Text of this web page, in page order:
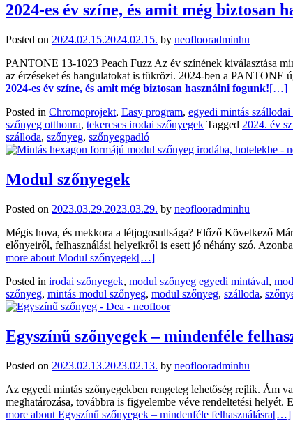
2024-es év színe, és amit még biztosan
Posted on 2024.02.15.2024.02.15. by neoflooradminhu
PANTONE 13-1023 Peach Fuzz Az év színének kiválasztása
az érzéseket és hangulatokat is tükrözi. 2024-ben a PANTONE
2024-es év színe, és amit még biztosan használni fogunk![…]
Posted in Chromoprojekt, Easy program, egyedi mintás szállodai
szőnyeg otthonra, tekercses irodai szőnyegek Tagged 2024. év
szálloda, szőnyeg, szőnyegpadló
Modul szőnyegek
Posted on 2023.03.29.2023.03.29. by neoflooradminhu
Mégis hova, és mekkora a létjogosultsága? Előző Következő
előnyeiről, felhasználási helyeikről is esett jó néhány szó.
more about Modul szőnyegek[…]
Posted in irodai szőnyegek, modul szőnyeg egyedi mintával,
szőnyeg, mintás modul szőnyeg, modul szőnyeg, szálloda,
Egyszínű szőnyegek – mindenféle
Posted on 2023.02.13.2023.02.13. by neoflooradminhu
Az egyedi mintás szőnyegekben rengeteg lehetőség rejlik. Ám
meghatározása, továbbra is figyelembe véve rendeltetési
more about Egyszínű szőnyegek – mindenféle felhasználásra[…]